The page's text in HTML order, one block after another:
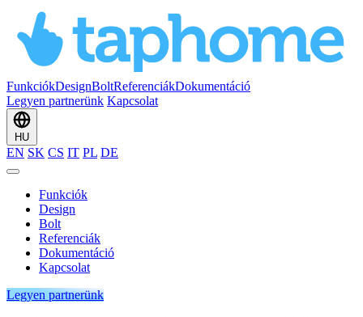
FunkciókDesignBoltReferenciákDokumentáció
Legyen partnerünk Kapcsolat
HU
EN SK CS IT PL DE
Funkciók
Design
Bolt
Referenciák
Dokumentáció
Kapcsolat
Legyen partnerünk